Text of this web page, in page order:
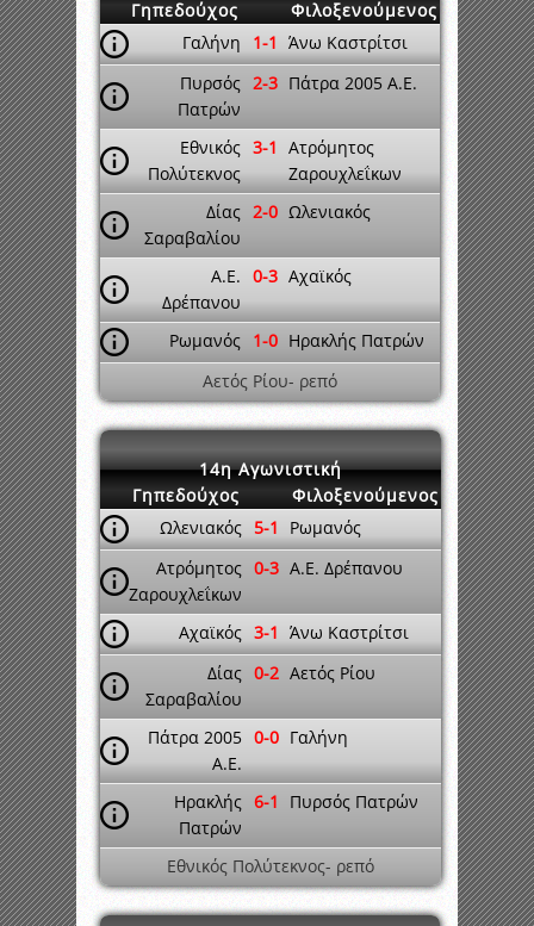
Γηπεδούχος
Φιλοξενούμενος
Γαλήνη
1-1 Άνω Καστρίτσι
Πυρσός
Πατρών
2-3 Πάτρα 2005 A.E.
Εθνικός
Πολύτεκνος
3-1 Ατρόμητος
Ζαρουχλεΐκων
Δίας
Σαραβαλίου
2-0 Ωλενιακός
A.E.
Δρέπανου
0-3 Αχαϊκός
Ρωμανός 1-0 Ηρακλής Πατρών
Αετός Ρίου- ρεπό
14η Αγωνιστική
Γηπεδούχος
Φιλοξενούμενος
Ωλενιακός 5-1
Ρωμανός
Ατρόμητος
Ζαρουχλεΐκων
0-3 A.E. Δρέπανου
Αχαϊκός 3-1 Άνω Καστρίτσι
Δίας
Σαραβαλίου
0-2 Αετός Ρίου
Πάτρα 2005
A.E.
0-0 Γαλήνη
Ηρακλής
Πατρών
6-1 Πυρσός Πατρών
Εθνικός Πολύτεκνος- ρεπό